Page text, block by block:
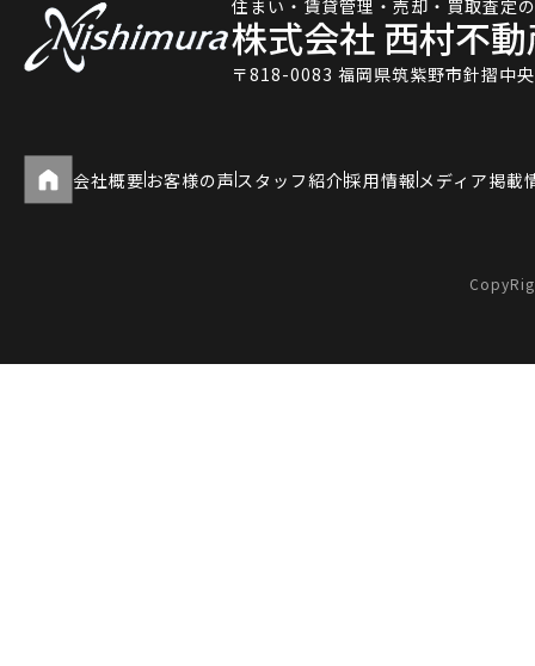
住まい・賃貸管理・売却・買取査定
株式会社 西村不
〒818-0083 福岡県筑紫野市針摺中
会社概要 お客様の声 スタッフ紹介採用情報 メディア掲載